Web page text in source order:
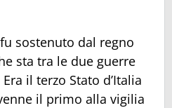
sostenuto dal regno
sta tra le due guerre
il terzo Stato d’Italia
il primo alla vigilia